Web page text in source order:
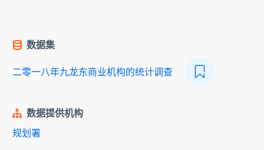
数据集
二零一八年九龙东商业机构的统计调查
数据提供机构
规划署